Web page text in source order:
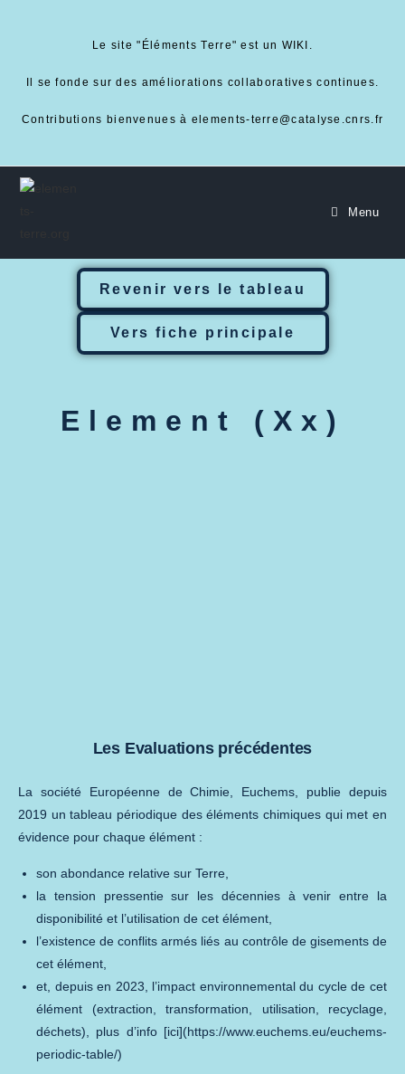
Le site "Éléments Terre" est un WIKI.
Il se fonde sur des améliorations collaboratives continues.
Contributions bienvenues à elements-terre@catalyse.cnrs.fr
Menu
Revenir vers le tableau
Vers fiche principale
Element (Xx)
Les Evaluations précédentes
La société Européenne de Chimie, Euchems, publie depuis
2019 un tableau périodique des éléments chimiques qui met en
évidence pour chaque élément :
son abondance relative sur Terre,
la tension pressentie sur les décennies à venir entre la
disponibilité et l’utilisation de cet élément,
l’existence de conflits armés liés au contrôle de gisements de
cet élément,
et, depuis en 2023, l’impact environnemental du cycle de cet
élément (extraction, transformation, utilisation, recyclage,
déchets), plus d’info [ici](https://www.euchems.eu/euchems-
periodic-table/)